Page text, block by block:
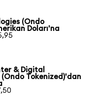
(Ondo
Doları'na
& Digital
Tokenized)'dan